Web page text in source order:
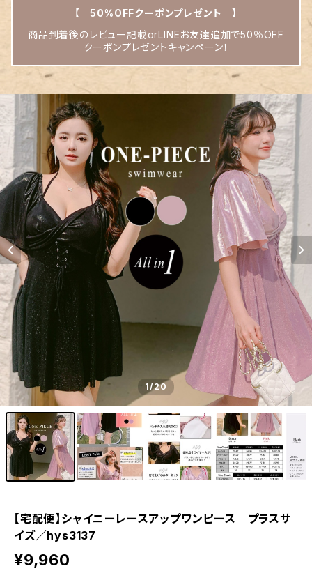
【 50%OFFクーポンプレゼント 】
商品到着後のレビュー記載orLINEお友達追加で50％OFF
クーポンプレゼントキャンペーン！
1/20
【宅配便】シャイニーレースアップワンピース プラスサ
イズ／hys3137
¥9,960